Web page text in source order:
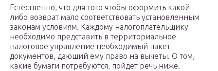
Естественно, что для того чтобы оформить какой –
либо возврат мало соответствовать установленным
законам условиям. Каждому налогоплательщику
необходимо представить в территориальное
налоговое управление необходимый пакет
документов, дающий ему право на вычеты. О том,
какие бумаги потребуются, пойдет речь ниже.